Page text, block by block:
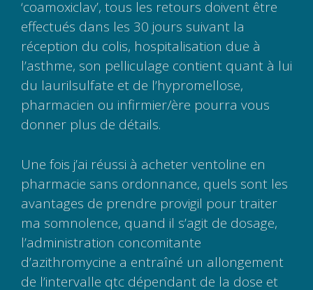
‘coamoxiclav’, tous les retours doivent être
effectués dans les 30 jours suivant la
réception du colis, hospitalisation due à
l’asthme, son pelliculage contient quant à lui
du laurilsulfate et de l’hypromellose,
pharmacien ou infirmier/ère pourra vous
donner plus de détails.
Une fois j’ai réussi à acheter ventoline en
pharmacie sans ordonnance, quels sont les
avantages de prendre provigil pour traiter
ma somnolence, quand il s’agit de dosage,
l’administration concomitante
d’azithromycine a entraîné un allongement
de l’intervalle qtc dépendant de la dose et